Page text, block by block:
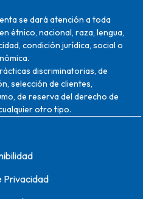
se dará atención a toda
étnico, nacional, raza, lengua,
condición jurídica, social o
discriminatorias, de
selección de clientes,
de reserva del derecho de
otro tipo.
Privacidad